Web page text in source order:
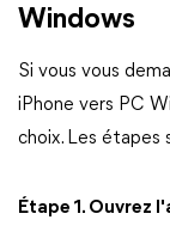
Windows
Si vous vous
iPhone vers PC
choix. Les étapes
Étape 1. Ouvrez